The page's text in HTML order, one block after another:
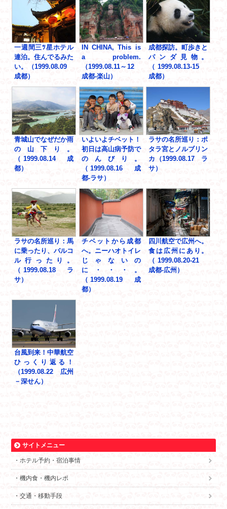
一週間三ﾂ星ホテル
連泊。住んでるみた
い。（1999.08.09
成都）
IN CHINA, This is
a problem.
（1999.08.11～12
成都-楽山）
成都探訪。町歩きと
パンダ見物。
（1999.08.13-15
成都）
青城山でなぜだか雨
の山下り。
（1999.08.14 成
都）
いよいよチベット！
初日は高山病予防で
のんびり。
（1999.08.16 成
都-ラサ）
ラサの名所巡り：ポ
タラ宮とノルブリン
カ（1999.08.17 ラ
サ）
ラサの名所巡り：馬
に乗ったり、バルコ
ル行ったり。
（1999.08.18 ラ
サ）
チベットから成都
へ。ニーハオトイレ
じゃないの
に・・・。
（1999.08.19 成
都）
四川航空で広州へ。
食は広州にあり。
（1999.08.20-21
成都-広州）
台風到来！中華航空
ひっくり返る！
（1999.08.22 広州
－深せん）
サイトメニュー
ホテル予約・宿泊事情
機内食・機内レポ
交通・移動手段